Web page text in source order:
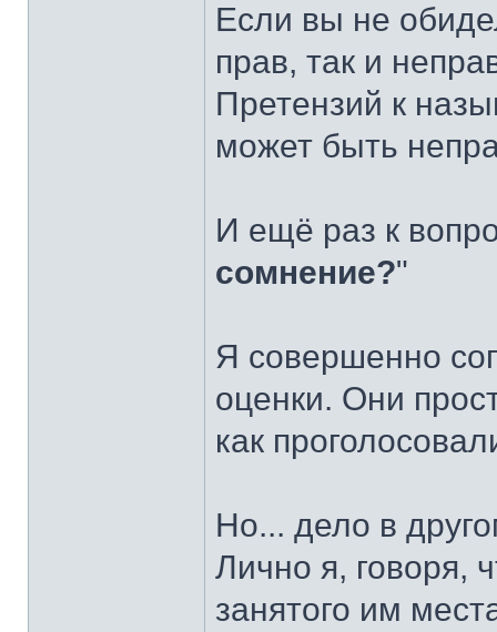
Если вы не
прав, так и
Претензий к
может быть
И ещё раз к
сомнение?"
Я совершенно
оценки. Они
как
Но... дело в
Лично я, говоря,
занятого им